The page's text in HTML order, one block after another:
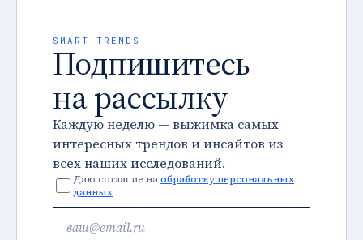
SMART TRENDS
Подпишитесь
на рассылку
Каждую неделю — выжимка самых
интересных трендов и инсайтов из
всех наших исследований.
Даю согласие наобработку персональных
данных